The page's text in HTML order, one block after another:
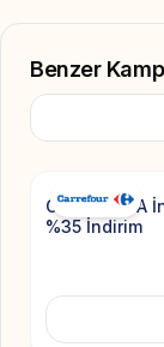
Benzer
CarrefourSA
%35 İndirim